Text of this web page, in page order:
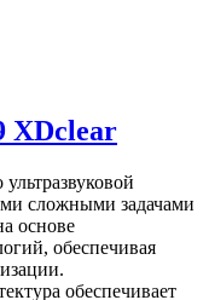
XDclear
сложными задачами
основе
обеспечивая
обеспечивает